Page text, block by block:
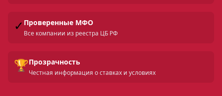
✓ Проверенные МФО
Все компании из реестра ЦБ РФ
🏆Прозрачность
Честная информация о ставках и условиях